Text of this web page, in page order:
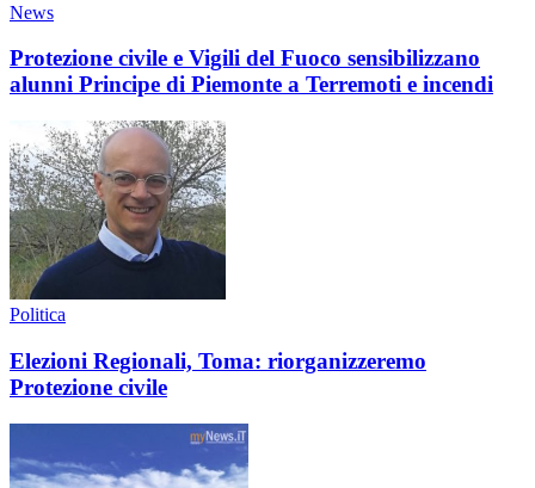
News
Protezione civile e Vigili del Fuoco sensibilizzano
alunni Principe di Piemonte a Terremoti e incendi
Politica
Elezioni Regionali, Toma: riorganizzeremo
Protezione civile